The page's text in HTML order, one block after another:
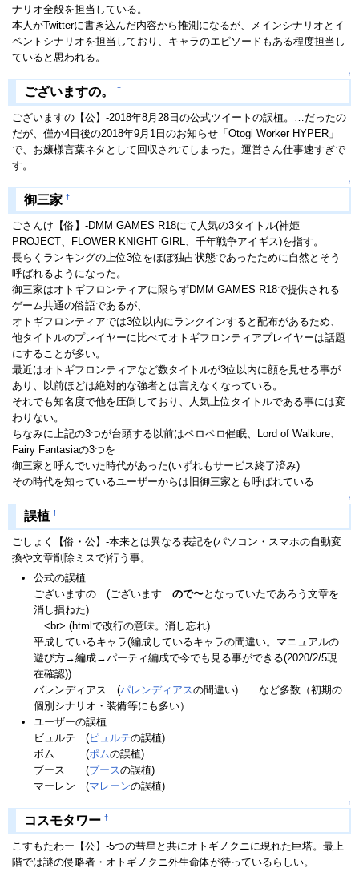
ナリオ全般を担当している。
本人がTwitterに書き込んだ内容から推測になるが、メインシナリオとイ
ベントシナリオを担当しており、キャラのエピソードもある程度担当し
ていると思われる。
↑
ございますの。 †
ございますの【公】-2018年8月28日の公式ツイートの誤植。…だったの
だが、僅か4日後の2018年9月1日のお知らせ「Otogi Worker HYPER」
で、お嬢様言葉ネタとして回収されてしまった。運営さん仕事速すぎで
す。
↑
御三家 †
ごさんけ【俗】-DMM GAMES R18にて人気の3タイトル(神姫
PROJECT、FLOWER KNIGHT GIRL、千年戦争アイギス)を指す。
長らくランキングの上位3位をほぼ独占状態であったために自然とそう
呼ばれるようになった。
御三家はオトギフロンティアに限らずDMM GAMES R18で提供される
ゲーム共通の俗語であるが、
オトギフロンティアでは3位以内にランクインすると配布があるため、
他タイトルのプレイヤーに比べてオトギフロンティアプレイヤーは話題
にすることが多い。
最近はオトギフロンティアなど数タイトルが3位以内に顔を見せる事が
あり、以前ほどは絶対的な強者とは言えなくなっている。
それでも知名度で他を圧倒しており、人気上位タイトルである事には変
わりない。
ちなみに上記の3つが台頭する以前はペロペロ催眠、Lord of Walkure、
Fairy Fantasiaの3つを
御三家と呼んでいた時代があった(いずれもサービス終了済み)
その時代を知っているユーザーからは旧御三家とも呼ばれている
↑
誤植 †
ごしょく【俗・公】-本来とは異なる表記を(パソコン・スマホの自動変
換や文章削除ミスで)行う事。
公式の誤植
ございますの (ございます ので〜となっていたであろう文章を
消し損ねた)
<br> (htmlで改行の意味。消し忘れ)
平成しているキャラ(編成しているキャラの間違い。マニュアルの
遊び方→編成→パーティ編成で今でも見る事ができる(2020/2/5現
在確認))
バレンディアス (パレンディアスの間違い) など多数（初期の
個別シナリオ・装備等にも多い）
ユーザーの誤植
ビュルテ (ピュルテの誤植)
ボム (ポムの誤植)
ブース (プースの誤植)
マーレン (マレーンの誤植)
↑
コスモタワー †
こすもたわー【公】-5つの彗星と共にオトギノクニに現れた巨塔。最上
階では謎の侵略者・オトギノクニ外生命体が待っているらしい。